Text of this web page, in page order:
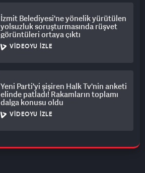
İzmit Belediyesi'ne yönelik yürütülen
yolsuzluk soruşturmasında rüşvet
görüntüleri ortaya çıktı
VIDEOYU İZLE
Yeni Parti'yi şişiren Halk Tv'nin anketi
elinde patladı! Rakamların toplamı
dalga konusu oldu
VIDEOYU İZLE